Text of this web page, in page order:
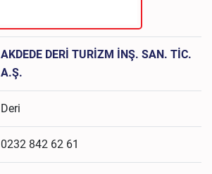
AKDEDE DERİ TURİZM İNŞ. SAN. TİC.
A.Ş.
Deri
0232 842 62 61